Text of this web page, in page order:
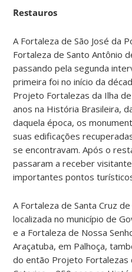
Restauros
A Fortaleza de São José da
Fortaleza de Santo Antônio
passando pela segunda
primeira foi no início da
Projeto Fortalezas da Ilha
anos na História Brasileira,
daquela época, os
suas edificações
se encontravam. Após o
passaram a receber
importantes pontos
A Fortaleza de Santa Cruz
localizada no município de
e a Fortaleza de Nossa
Araçatuba, em Palhoça,
do então Projeto Fortalezas